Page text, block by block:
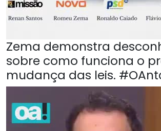
Zema demonstra
sobre como funciona o
mudança das leis.